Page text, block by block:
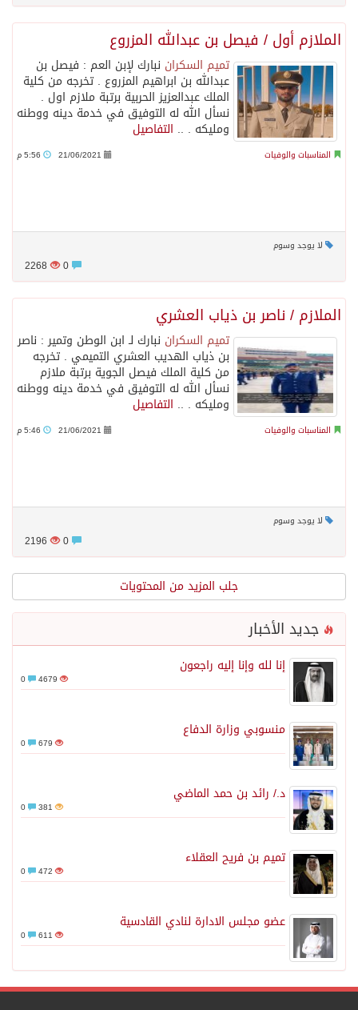
الملازم أول / فيصل بن عبدالله المزروع
تميم السكران نبارك لإبن العم : ‏فيصل بن
عبدالله بن ابراهيم المزروع . ‏تخرجه من كلية
الملك عبدالعزيز الحربية برتبة ملازم اول .
نسأل الله له التوفيق في خدمة دينه ووطنه
ومليكه . .. التفاصيل
المناسبات والوفيات 21/06/2021
لا يوجد وسوم
2268
الملازم / ناصر بن ذياب العشري
تميم السكران نبارك لـ ابن الوطن وتمير : ناصر
بن ذياب الهديب العشري التميمي . تخرجه
من كلية الملك فيصل الجوية برتبة ملازم
نسأل الله له التوفيق في خدمة دينه ووطنه
ومليكه . .. التفاصيل
المناسبات والوفيات 21/06/2021
لا يوجد وسوم
2196
جلب المزيد من المحتويات
جديد الأخبار
إنا لله وإنا إليه راجعون
4679
منسوبي وزارة الدفاع
679
د./ رائد بن حمد الماضي
381
تميم بن فريح العقلاء
472
عضو مجلس الادارة لنادي القادسية
611